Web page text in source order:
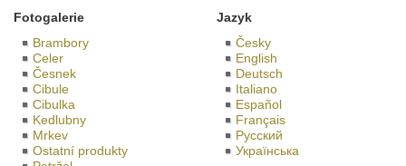
Fotogalerie
Brambory
Celer
Česnek
Cibule
Cibulka
Kedlubny
Mrkev
Ostatní produkty
Jazyk
Česky
English
Deutsch
Italiano
Español
Français
Русский
Українська